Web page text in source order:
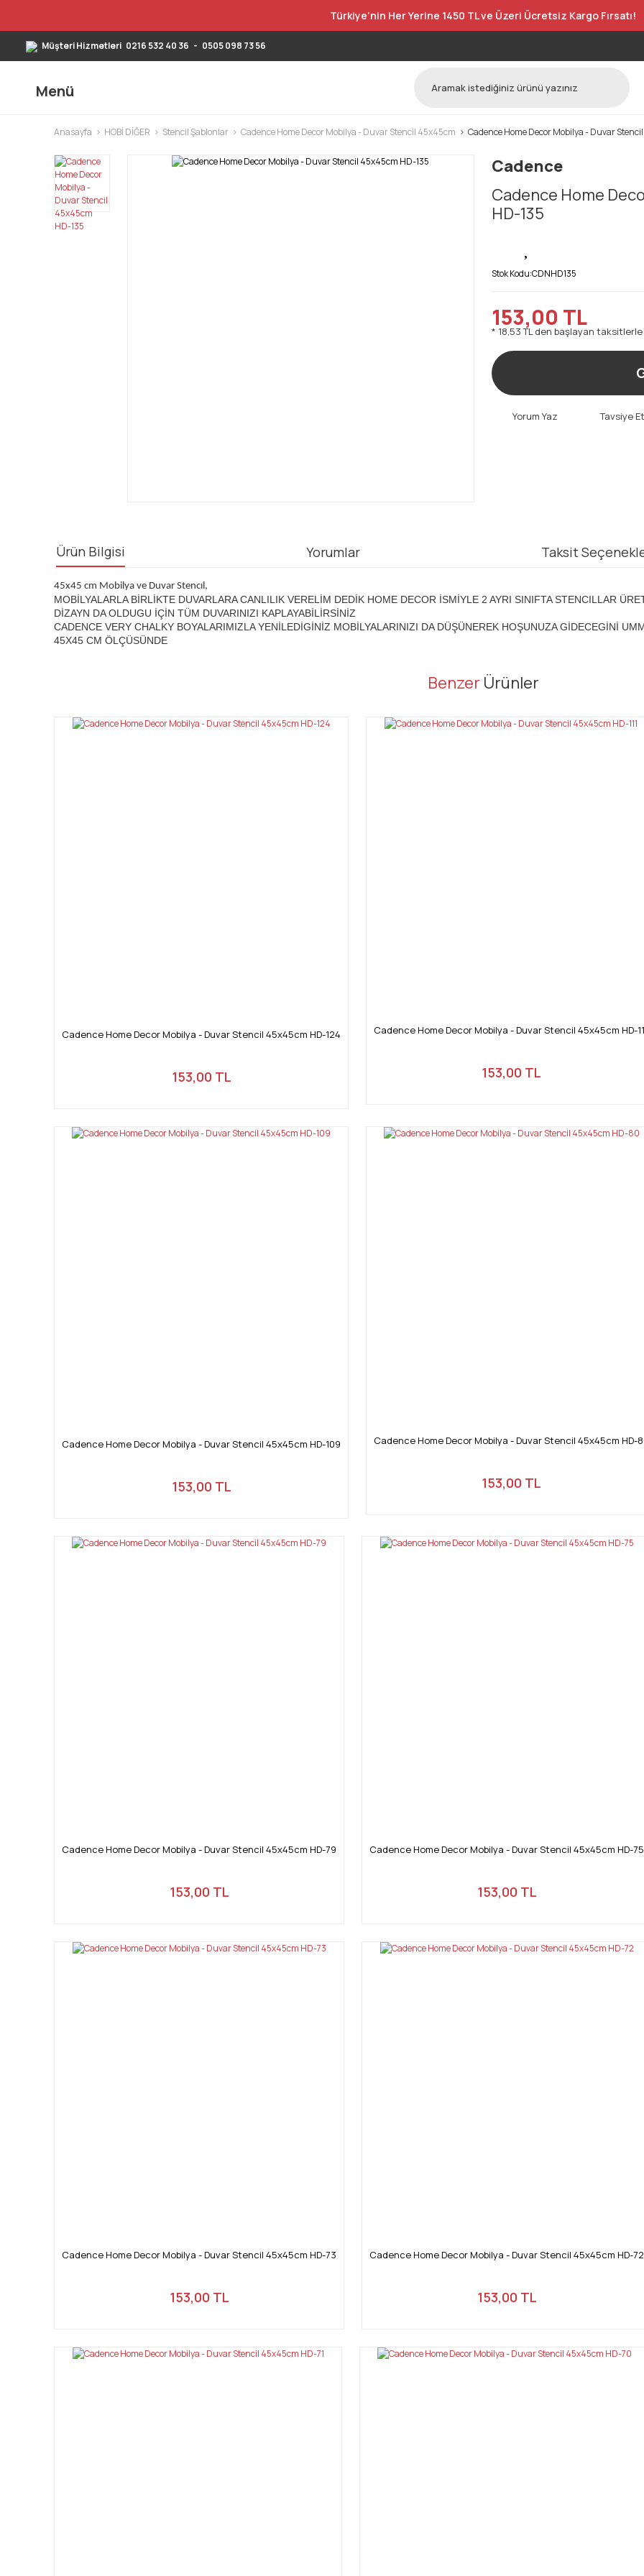
Türkiye’nin Her Yerine 1450 TL ve Üzeri Ücretsiz Kargo Fırsatı!
Müşteri Hizmetleri 0216 532 40 36 - 0505 098 73 56
Menü
Anasayfa HOBİ DİĞER Stencil Şablonlar Cadence Home Decor Mobilya - Duvar Stencil 45x45cm Cadence Home Decor Mobilya - Duvar
Cadence
Cadence Home
HD-135
Stok Kodu:CDNHD135
153,00 TL
* 18,53 TL den başlayan
Yorum Yaz Tavsiye Et
Ürün Bilgisi Yorumlar Taksit
45x45 cm Mobilya ve Duvar Stencıl,
MOBİLYALARLA BİRLİKTE DUVARLARA CANLILIK VERELİM DEDİK HOME DECOR İSMİYLE 2 AYRI SINIFTA STENCILLAR
DİZAYN DA OLDUGU İÇİN TÜM DUVARINIZI KAPLAYABİLİRSİNİZ
CADENCE VERY CHALKY BOYALARIMIZLA YENİLEDİGİNİZ MOBİLYALARINIZI DA DÜŞÜNEREK HOŞUNUZA GİDECEGİNİ
45X45 CM ÖLÇÜSÜNDE
Bu ürünün fiyat bilgisi, resim, ürün açıklamalarında ve diğer konularda yetersiz gördüğünüz noktaları öneri formunu kullanarak
Ürün resmi kalitesiz, bozuk veya görüntülenemiyor.
Benzer Ürünler
Cadence Home Decor Mobilya - Duvar Stencil 45x45cm HD-124
153,00 TL
Cadence Home Decor Mobilya - Duvar Stencil 45x45cm HD-
153,00 TL
Cadence Home Decor Mobilya - Duvar Stencil 45x45cm HD-109
153,00 TL
Cadence Home Decor Mobilya - Duvar Stencil 45x45cm HD-
153,00 TL
Cadence Home Decor Mobilya - Duvar Stencil 45x45cm HD-79
153,00 TL
Cadence Home Decor Mobilya - Duvar Stencil 45x45cm HD-75
153,00 TL
Cadence Home Decor Mobilya - Duvar Stencil 45x45cm HD-73
153,00 TL
Cadence Home Decor Mobilya - Duvar Stencil 45x45cm HD-72
153,00 TL